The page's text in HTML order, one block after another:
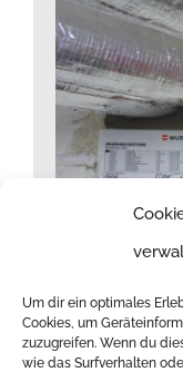
Um dir ein optimales
Cookies, um
zuzugreifen. Wenn du
wie das Surfverhalten